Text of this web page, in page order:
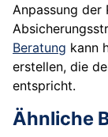
Anpassung
Beratung kann
erstellen, die
entspricht.
Ähnliche